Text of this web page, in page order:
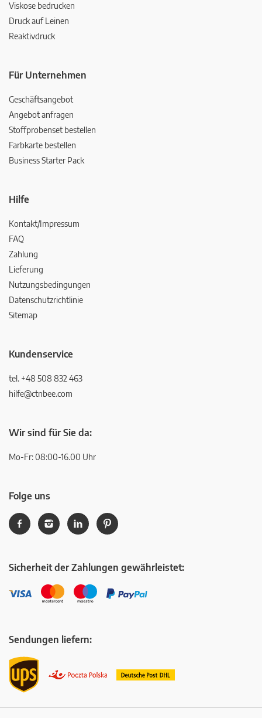
Viskose bedrucken
Druck auf Leinen
Reaktivdruck
Für Unternehmen
Geschäftsangebot
Angebot anfragen
Stoffprobenset bestellen
Farbkarte bestellen
Business Starter Pack
Hilfe
Kontakt/Impressum
FAQ
Zahlung
Lieferung
Nutzungsbedingungen
Datenschutzrichtlinie
Sitemap
Kundenservice
tel. +48 508 832 463
hilfe@ctnbee.com
Wir sind für Sie da:
Mo-Fr: 08:00-16.00 Uhr
Folge uns
Sicherheit der Zahlungen gewährleistet:
Sendungen liefern: